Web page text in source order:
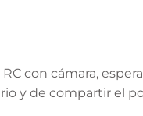
con cámara,
y de compartir el